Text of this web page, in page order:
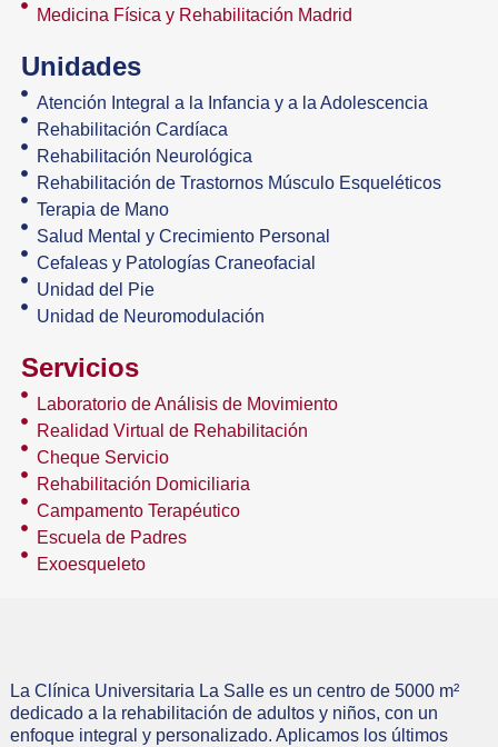
Medicina Física y Rehabilitación Madrid
Unidades
Atención Integral a la Infancia y a la Adolescencia
Rehabilitación Cardíaca
Rehabilitación Neurológica
Rehabilitación de Trastornos Músculo Esqueléticos
Terapia de Mano
Salud Mental y Crecimiento Personal
Cefaleas y Patologías Craneofacial
Unidad del Pie
Unidad de Neuromodulación
Servicios
Laboratorio de Análisis de Movimiento
Realidad Virtual de Rehabilitación
Cheque Servicio
Rehabilitación Domiciliaria
Campamento Terapéutico
Escuela de Padres
Exoesqueleto
La Clínica Universitaria La Salle es un centro de 5000 m²
dedicado a la rehabilitación de adultos y niños, con un
enfoque integral y personalizado. Aplicamos los últimos